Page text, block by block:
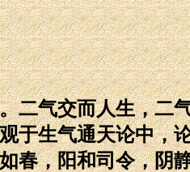
气交而人生，二
于生气通天论中，
春，阳和司令，阴